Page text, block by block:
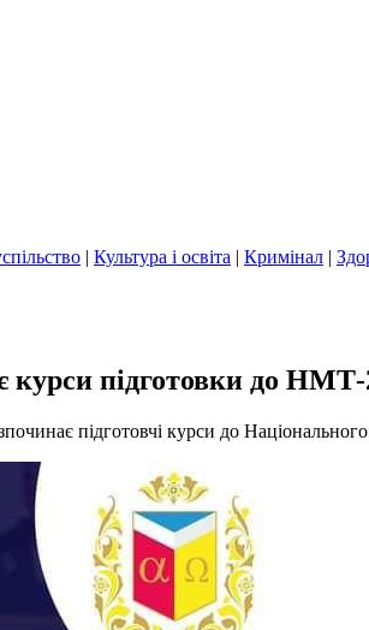
| Культура і освіта | Кримінал |
курси підготовки до
підготовчі курси до